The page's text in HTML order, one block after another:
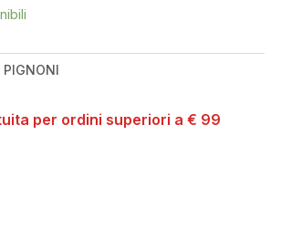
PIGNONI
per ordini superiori a € 99